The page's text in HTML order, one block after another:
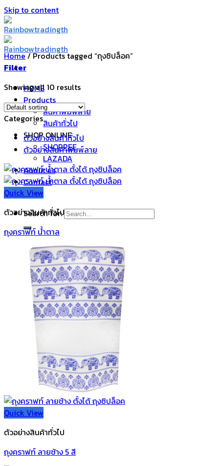
Skip to content
HOME
Products
สินค้าพิมพ์ลาย
สินค้าทั่วไป
SHOP ONLINE
SHOPPEE
LAZADA
About us
Contact
Blog
Search for:
Home/Products tagged “ถุงซิปล็อค”
Filter
Showing all 10 results
Categories
ตัวอย่างสินค้าทั่วไป
ตัวอย่างสินค้าพิมพ์ลาย
Quick View
ตัวอย่างสินค้าทั่วไป
ถุงคราฟท์ น้ำตาล
Quick View
ตัวอย่างสินค้าทั่วไป
ถุงคราฟท์ ลายช้าง 5 สี